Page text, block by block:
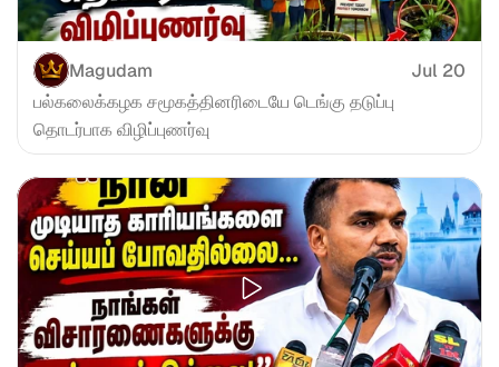
Magudam
Jul 20
பல்கலைக்கழக சமூகத்தினரிடையே டெங்கு தடுப்பு
தொடர்பாக விழிப்புணர்வு